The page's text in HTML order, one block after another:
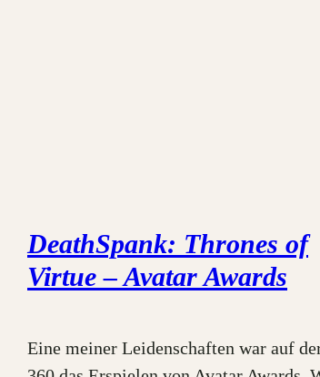
DeathSpank: Thrones of
Virtue – Avatar Awards
Eine meiner Leidenschaften war auf